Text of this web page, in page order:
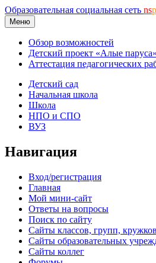
Образовательная социальная сеть ns
Меню
Обзор возможностей
Детский проект «Алые паруса»
Аттестация педагогических
Детский сад
Начальная школа
Школа
НПО и СПО
ВУЗ
Навигация
Вход/регистрация
Главная
Мой мини-сайт
Ответы на вопросы
Поиск по сайту
Сайты классов, групп,
Сайты образовательных
Сайты коллег